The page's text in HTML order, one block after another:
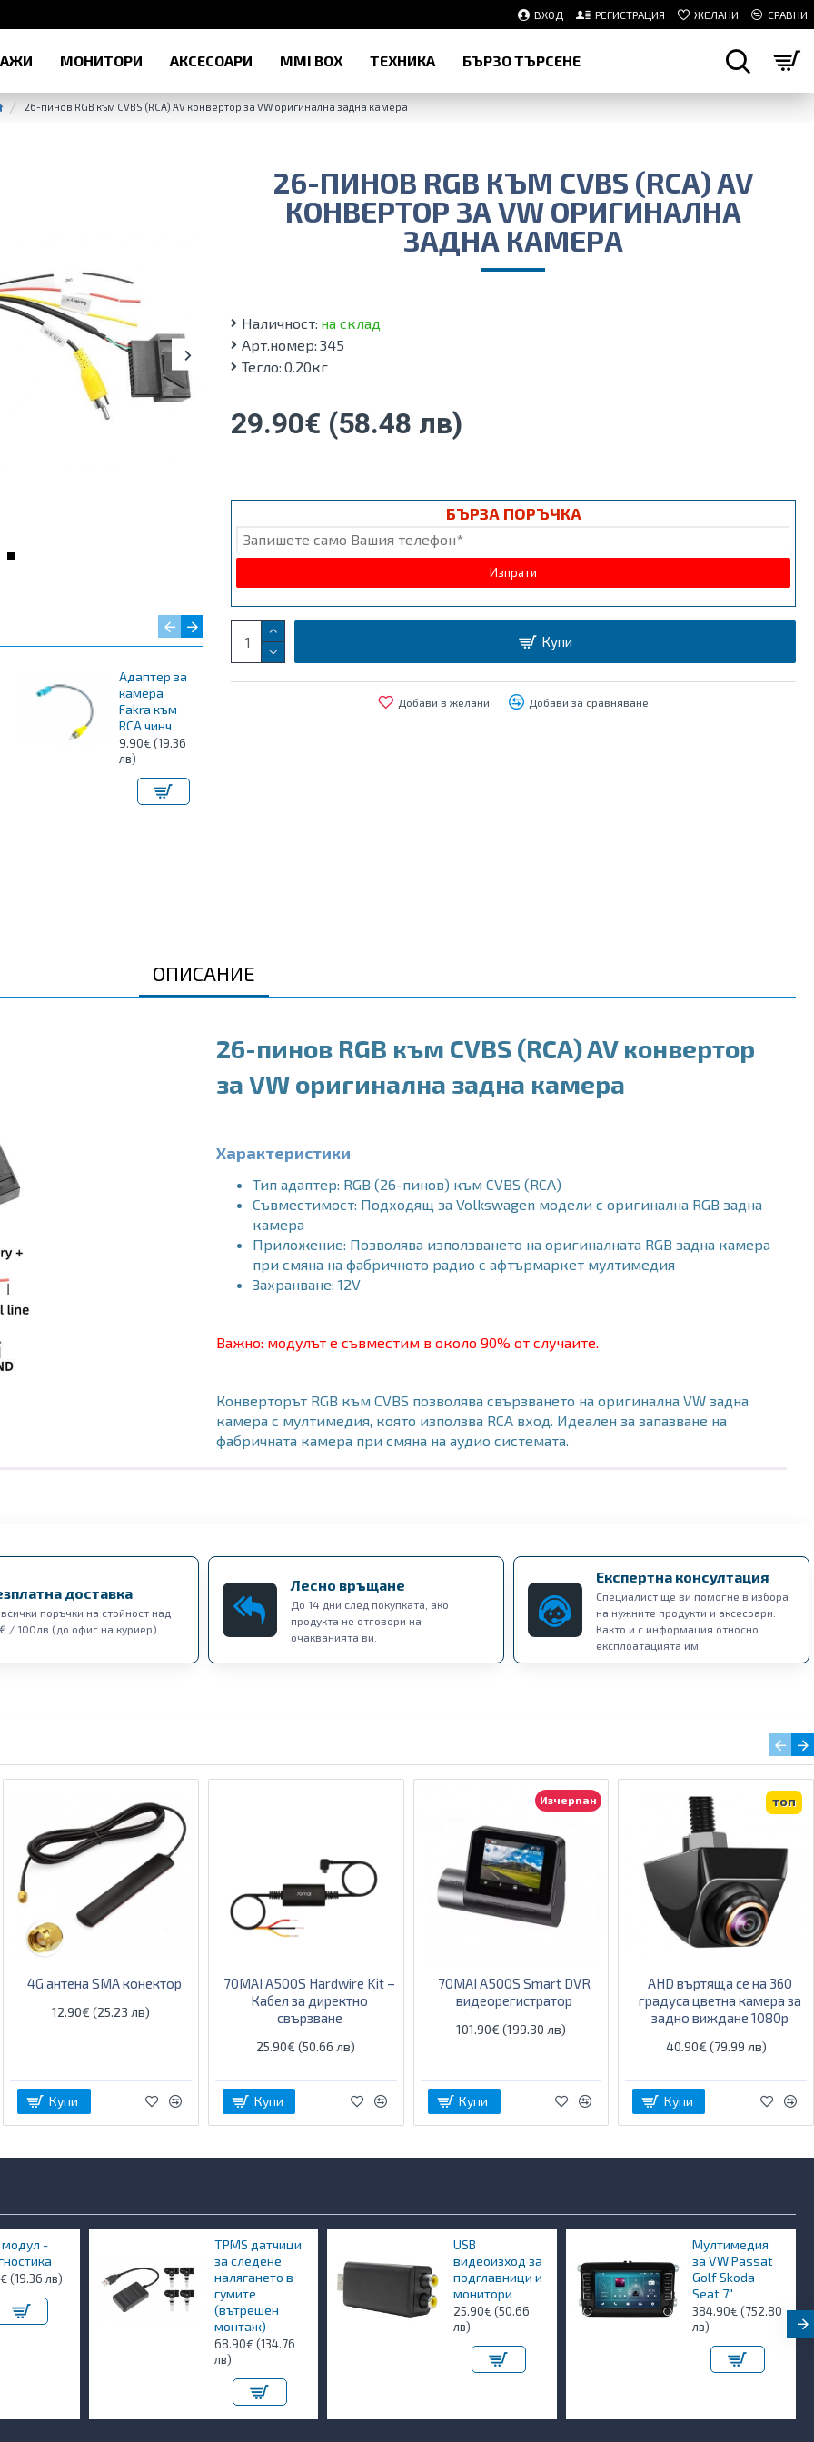
ВХОД РЕГИСТРАЦИЯ ЖЕЛАНИ СРАВНИ
МОНИТОРИ АКСЕСОАРИ MMI BOX ТЕХНИКА БЪРЗО ТЪРСЕНЕ
26-пинов RGB към CVBS (RCA) AV конвертор за VW оригинална задна камера
Адаптер за
камера
Fakra към
RCA чинч
9.90€ (19.36
лв)
Passat Golf
за
Volkswagen
26-ПИНОВ RGB КЪМ CVBS (RCA) AV
КОНВЕРТОР ЗА VW ОРИГИНАЛНА
ЗАДНА КАМЕРА
Наличност: на склад
Арт.номер: 345
Тегло: 0.20кг
29.90€ (58.48 лв)
БЪРЗА ПОРЪЧКА
Купи
Добави в желани Добави за сравняване
ОПИСАНИЕ
26-пинов RGB към CVBS (RCA) AV конвертор
за VW оригинална задна камера
Характеристики
Тип адаптер: RGB (26-пинов) към CVBS (RCA)
Съвместимост: Подходящ за Volkswagen модели с оригинална RGB задна
камера
Приложение: Позволява използването на оригиналната RGB задна камера
при смяна на фабричното радио с афтърмаркет мултимедия
Захранване: 12V
Важно: модулът е съвместим в около 90% от случаите.
Конверторът RGB към CVBS позволява свързването на оригинална VW задна
камера с мултимедия, която използва RCA вход. Идеален за запазване на
фабричната камера при смяна на аудио системата.
доставка
поръчки на стойност над
/ 100лв (до офис на куриер).
Лесно връщане
До 14 дни след покупката, ако
продукта не отговори на
очакванията ви.
Експертна консултация
Специалист ще ви помогне в избора
на нужните продукти и аксесоари.
Както и с информация относно
експлоатацията им.
4G антена SMA конектор
12.90€ (25.23 лв)
Купи
70MAI A500S Hardwire Kit –
Кабел за директно
свързване
25.90€ (50.66 лв)
Купи
Изчерпан
70MAI A500S Smart DVR
видеорегистратор
101.90€ (199.30 лв)
Купи
топ
AHD въртяща се на 360
градуса цветна камера за
задно виждане 1080p
40.90€ (79.99 лв)
Купи
модул -
(19.36 лв)
TPMS датчици
за следене
налягането в
гумите
(вътрешен
монтаж)
68.90€ (134.76
лв)
USB
видеоизход за
подглавници и
монитори
25.90€ (50.66
лв)
Мултимедия
за VW Passat
Golf Skoda
Seat 7"
384.90€ (752.80
лв)